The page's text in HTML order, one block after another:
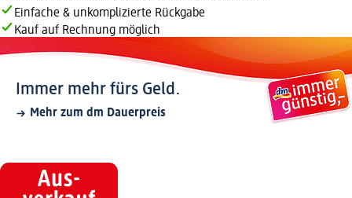
Einfache & unkomplizierte Rückgabe
Kauf auf Rechnung möglich
Immer mehr fürs Geld.
Mehr zum dm Dauerpreis